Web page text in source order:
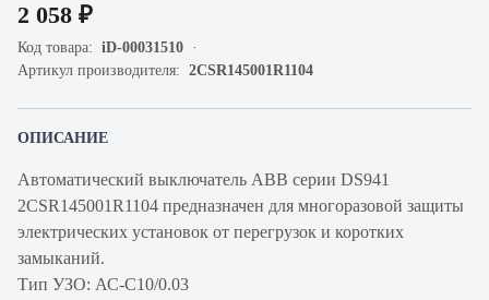
2 058 ₽
Код товара: iD-00031510
Артикул производителя: 2CSR145001R1104
ОПИСАНИЕ
Автоматический выключатель ABB серии DS941
2CSR145001R1104 предназначен для многоразовой защиты
электрических установок от перегрузок и коротких
замыканий.
Тип УЗО: АС-C10/0.03